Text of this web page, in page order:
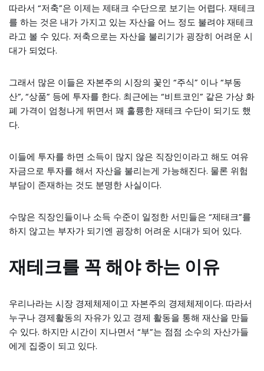
따라서 “저축”은 이제는 제태크 수단으로 보기는 어렵다. 재테크
를 하는 것은 내가 가지고 있는 자산을 어느 정도 불려야 재테크
라고 볼 수 있다. 저축으로는 자산을 불리기가 굉장히 어려운 시
대가 되었다.
그래서 많은 이들은 자본주의 시장의 꽃인 “주식” 이나 “부동
산”, “상품” 등에 투자를 한다. 최근에는 “비트코인” 같은 가상 화
폐 가격이 엄청나게 뛰면서 꽤 훌륭한 재테크 수단이 되기도 했
다.
이들에 투자를 하면 소득이 많지 않은 직장인이라고 해도 여유
자금으로 투자를 해서 자산을 불리는게 가능해진다. 물론 위험
부담이 존재하는 것도 분명한 사실이다.
수많은 직장인들이나 소득 수준이 일정한 서민들은 “제태크”를
하지 않고는 부자가 되기엔 굉장히 어려운 시대가 되어 있다.
재테크를 꼭 해야 하는 이유
우리나라는 시장 경제체제이고 자본주의 경제체제이다. 따라서
누구나 경제활동의 자유가 있고 경제 활동을 통해 재산을 만들
수 있다. 하지만 시간이 지나면서 “부”는 점점 소수의 자산가들
에게 집중이 되고 있다.